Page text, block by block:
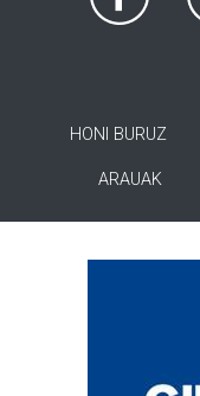
HONI BURUZ
ARAUAK